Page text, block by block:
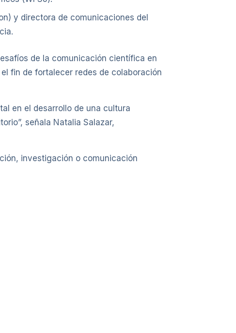
y directora de comunicaciones del
de la comunicación científica en
fin de fortalecer redes de colaboración
en el desarrollo de una cultura
señala Natalia Salazar,
investigación o comunicación